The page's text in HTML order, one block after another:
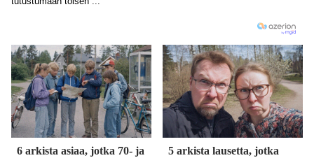
6 arkista asiaa, jotka 70- ja
5 arkista lausetta, jotka